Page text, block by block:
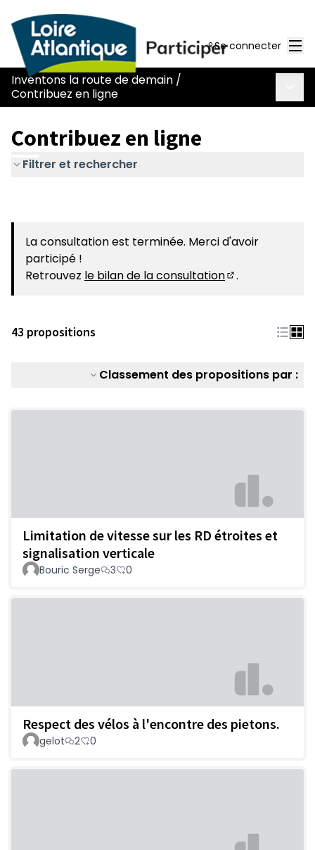
Se connecter
Inventons la route de demain /
Contribuez en ligne
Contribuez en ligne
Filtrer et rechercher
La consultation est terminée. Merci d'avoir
participé !
Retrouvez le bilan de la consultation .
43 propositions
Classement des propositions par :
Limitation de vitesse sur les RD étroites et
signalisation verticale
Bouric Serge 3 0
Respect des vélos à l'encontre des pietons.
gelot 2 0